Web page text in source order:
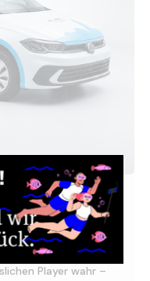
und schafft
gerade
nehmen
Player wahr –